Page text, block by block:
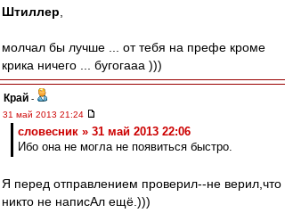
Штиллер
молчал бы лучше ... от тебя на префе кроме
крика ничего ... бугогааа )))
Край -
31 май 2013 21:24
словесник » 31 май 2013 22:06
Ибо она не могла не появиться быстро.
Я перед отправлением проверил--не верил,что
никто не написАл ещё.)))